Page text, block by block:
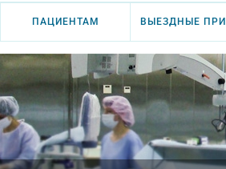
ПАЦИЕНТАМ ВЫЕЗДНЫЕ